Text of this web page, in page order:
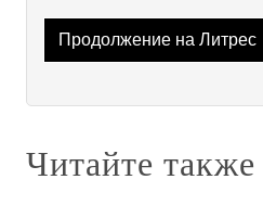
Продолжение на Литрес
Читайте также